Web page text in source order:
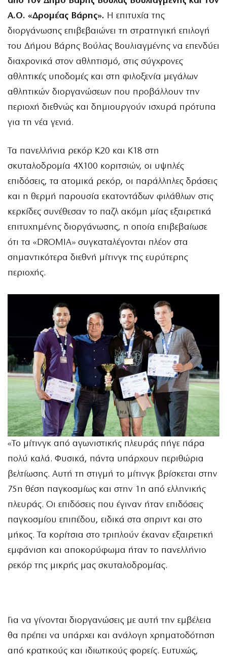
Α.Ο. «Δρομέας Βάρης». Η επιτυχία της
διοργάνωσης επιβεβαιώνει τη στρατηγική επιλογή
του Δήμου Βάρης Βούλας Βουλιαγμένης να επενδύει
διαχρονικά στον αθλητισμό, στις σύγχρονες
αθλητικές υποδομές και στη φιλοξενία μεγάλων
αθλητικών διοργανώσεων που προβάλλουν την
περιοχή διεθνώς και δημιουργούν ισχυρά πρότυπα
για τη νέα γενιά.
Τα πανελλήνια ρεκόρ Κ20 και Κ18 στη
σκυταλοδρομία 4Χ100 κοριτσιών, οι υψηλές
επιδόσεις, τα ατομικά ρεκόρ, οι παράλληλες δράσεις
και η θερμή παρουσία εκατοντάδων φιλάθλων στις
κερκίδες συνέθεσαν το παζλ ακόμη μίας εξαιρετικά
επιτυχημένης διοργάνωσης, η οποία επιβεβαίωσε
ότι τα «DROMIA» συγκαταλέγονται πλέον στα
σημαντικότερα διεθνή μίτινγκ της ευρύτερης
περιοχής.
«Το μίτινγκ από αγωνιστικής πλευράς πήγε πάρα
πολύ καλά. Φυσικά, πάντα υπάρχουν περιθώρια
βελτίωσης. Αυτή τη στιγμή το μίτινγκ βρίσκεται στην
75η θέση παγκοσμίως και στην 1η από ελληνικής
πλευράς. Οι επιδόσεις που έγιναν ήταν επιδόσεις
παγκοσμίου επιπέδου, ειδικά στα σπριντ και στο
μήκος. Τα κορίτσια στο τριπλούν έκαναν εξαιρετική
εμφάνιση και αποκορύφωμα ήταν το πανελλήνιο
ρεκόρ της μικρής μας σκυταλοδρομίας.
Για να γίνονται διοργανώσεις με αυτή την εμβέλεια
θα πρέπει να υπάρχει και ανάλογη χρηματοδότηση
από κρατικούς και ιδιωτικούς φορείς. Ευτυχώς,